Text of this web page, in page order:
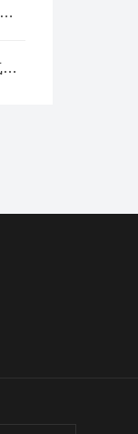
鸟类性别检测仪——鹦鹉公母检测仪生产厂家推荐@风途物联网，不负选择~
风途资讯:自动气象监测站—实现气象监测的一体化超声波气象监测站